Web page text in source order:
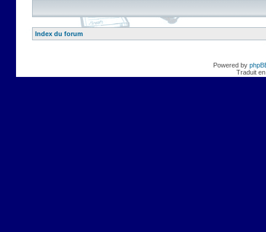
Index du forum
Powered by
Traduit